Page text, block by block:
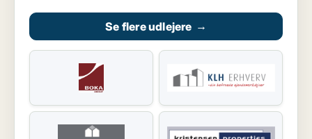
Se flere udlejere →